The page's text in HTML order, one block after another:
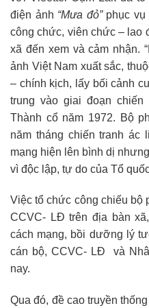
điện ảnh “Mưa đỏ”phục vụ
công chức, viên chức – lao
xã đến xem và cảm nhận.
ảnh Việt Nam xuất sắc,
– chính kịch, lấy bối cảnh
trung vào giai đoạn
Thành cổ năm 1972. Bộ
năm tháng chiến tranh ác
mạng hiện lên bình dị
vì độc lập, tự do của Tổ
Việc tổ chức công chiếu bộ
CCVC- LĐ trên địa bàn
cách mạng, bồi dưỡng lý
cán bộ, CCVC- LĐ và
nay.
Qua đó, đề cao truyền